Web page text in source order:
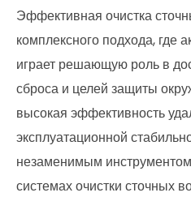
Эффективная очистка
комплексного подхода, где
играет решающую роль в
сброса и целей защиты
высокая эффективность
эксплуатационной
незаменимым
системах очистки сточных